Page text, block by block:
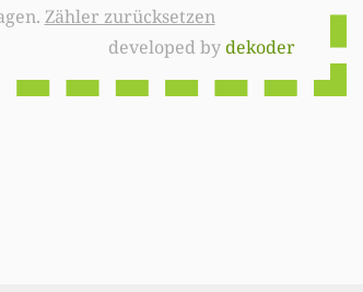
Zähler zurücksetzen
developed bydekoder